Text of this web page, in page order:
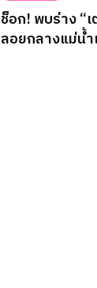
ช็อก! พบร่าง “
ลอยกลางแม่น้ำ